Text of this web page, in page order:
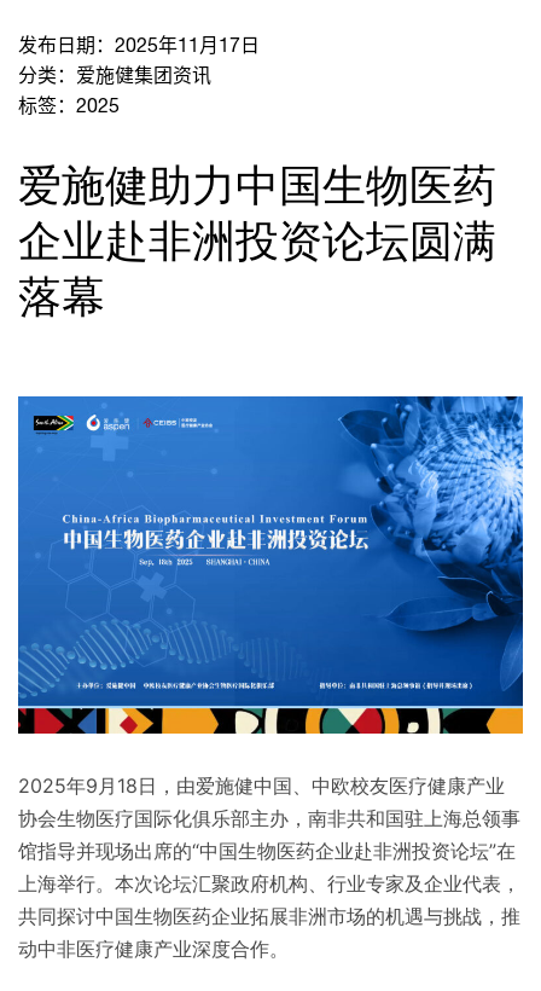
发布日期： 2025年11月17日
分类： 爱施健集团资讯
标签： 2025
爱施健助力中国生物医药
企业赴非洲投资论坛圆满
落幕
2025年9月18日，由爱施健中国、中欧校友医疗健康产业
协会生物医疗国际化俱乐部主办，南非共和国驻上海总领事
馆指导并现场出席的“中国生物医药企业赴非洲投资论坛”在
上海举行。本次论坛汇聚政府机构、行业专家及企业代表，
共同探讨中国生物医药企业拓展非洲市场的机遇与挑战，推
动中非医疗健康产业深度合作。